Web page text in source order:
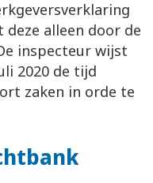
alleen door de
inspecteur wijst
2020 de tijd
zaken in orde te